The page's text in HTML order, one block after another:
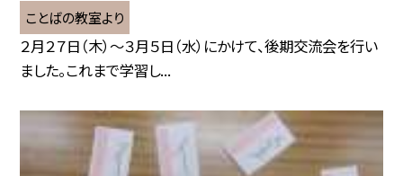
ことばの教室より
２月２７日（木）～３月５日（水）にかけて、後期交流会を行い
ました。これまで学習し...